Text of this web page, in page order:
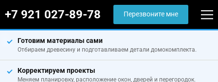
+7 921 027-89-78 Перезвоните мне
Готовим материалы сами
Отбираем древесину и подготавливаем детали домокомплекта.
Корректируем проекты
Меняем планировку, расположение окон, дверей и перегородок.